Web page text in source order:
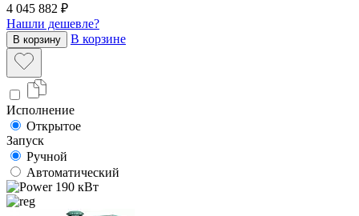
4 045 882 ₽
Нашли дешевле?
В корзину В корзине
Исполнение
Открытое
Запуск
Ручной
Автоматический
190 кВт